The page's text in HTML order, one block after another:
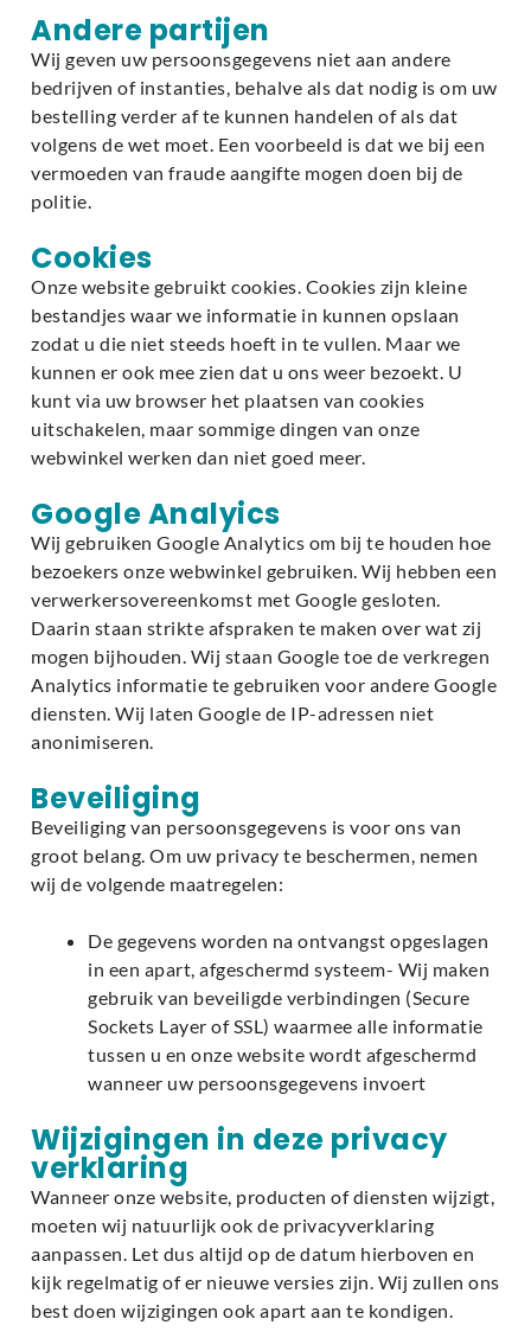
Andere partijen
Wij geven uw persoonsgegevens niet aan andere
bedrijven of instanties, behalve als dat nodig is om uw
bestelling verder af te kunnen handelen of als dat
volgens de wet moet. Een voorbeeld is dat we bij een
vermoeden van fraude aangifte mogen doen bij de
politie.
Cookies
Onze website gebruikt cookies. Cookies zijn kleine
bestandjes waar we informatie in kunnen opslaan
zodat u die niet steeds hoeft in te vullen. Maar we
kunnen er ook mee zien dat u ons weer bezoekt. U
kunt via uw browser het plaatsen van cookies
uitschakelen, maar sommige dingen van onze
webwinkel werken dan niet goed meer.
Google Analyics
Wij gebruiken Google Analytics om bij te houden hoe
bezoekers onze webwinkel gebruiken. Wij hebben een
verwerkersovereenkomst met Google gesloten.
Daarin staan strikte afspraken te maken over wat zij
mogen bijhouden. Wij staan Google toe de verkregen
Analytics informatie te gebruiken voor andere Google
diensten. Wij laten Google de IP-adressen niet
anonimiseren.
Beveiliging
Beveiliging van persoonsgegevens is voor ons van
groot belang. Om uw privacy te beschermen, nemen
wij de volgende maatregelen:
De gegevens worden na ontvangst opgeslagen
in een apart, afgeschermd systeem- Wij maken
gebruik van beveiligde verbindingen (Secure
Sockets Layer of SSL) waarmee alle informatie
tussen u en onze website wordt afgeschermd
wanneer uw persoonsgegevens invoert
Wijzigingen in deze privacy
verklaring
Wanneer onze website, producten of diensten wijzigt,
moeten wij natuurlijk ook de privacyverklaring
aanpassen. Let dus altijd op de datum hierboven en
kijk regelmatig of er nieuwe versies zijn. Wij zullen ons
best doen wijzigingen ook apart aan te kondigen.